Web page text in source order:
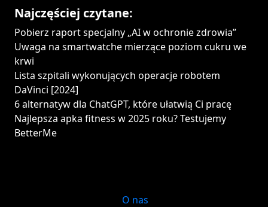
Najczęściej czytane:
Pobierz raport specjalny „AI w ochronie zdrowia”
Uwaga na smartwatche mierzące poziom cukru we
krwi
Lista szpitali wykonujących operacje robotem
DaVinci [2024]
6 alternatyw dla ChatGPT, które ułatwią Ci pracę
Najlepsza apka fitness w 2025 roku? Testujemy
BetterMe
O nas